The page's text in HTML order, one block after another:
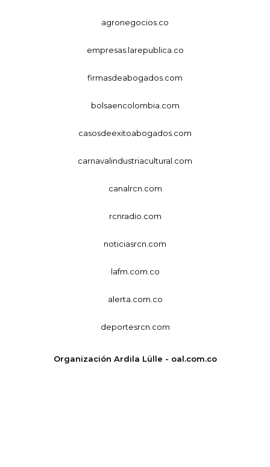
agronegocios.co
empresas.larepublica.co
firmasdeabogados.com
bolsaencolombia.com
casosdeexitoabogados.com
carnavalindustriacultural.com
canalrcn.com
rcnradio.com
noticiasrcn.com
lafm.com.co
alerta.com.co
deportesrcn.com
Organización Ardila Lülle - oal.com.co